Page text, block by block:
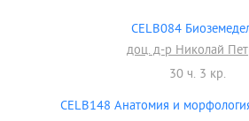
CELB084
доц. д-р Николай
30 ч. 3 кр.
CELB148 Анатомия и